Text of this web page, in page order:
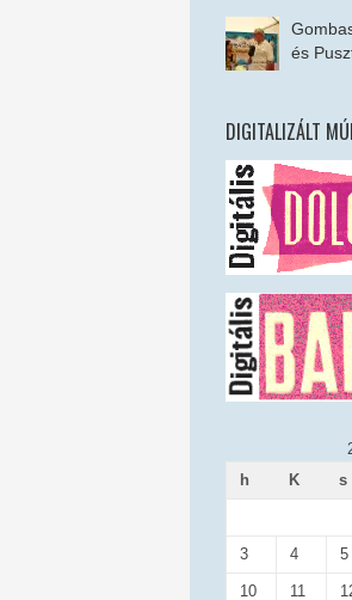
és
DIGITALIZÁLT
h
K s
3 4 5
10 11